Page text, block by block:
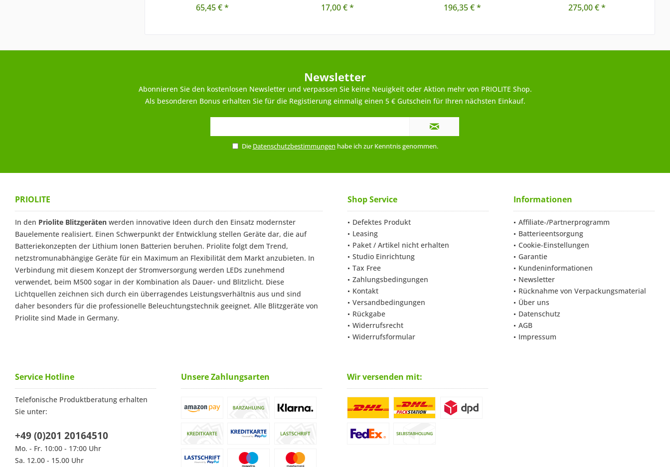
65,45 € * 17,00 € * 196,35 € * 275,00 € *
Newsletter
Abonnieren Sie den kostenlosen Newsletter und verpassen Sie keine Neuigkeit oder Aktion mehr von PRIOLITE Shop.
Als besonderen Bonus erhalten Sie für die Registierung einmalig einen 5 € Gutschein für Ihren nächsten Einkauf.
Die Datenschutzbestimmungen habe ich zur Kenntnis genommen.
PRIOLITE
In den Priolite Blitzgeräten werden innovative Ideen durch den Einsatz modernster
Bauelemente realisiert. Einen Schwerpunkt der Entwicklung stellen Geräte dar, die auf
Batteriekonzepten der Lithium Ionen Batterien beruhen. Priolite folgt dem Trend,
netzstromunabhängige Geräte für ein Maximum an Flexibilität dem Markt anzubieten. In
Verbindung mit diesem Konzept der Stromversorgung werden LEDs zunehmend
verwendet, beim M500 sogar in der Kombination als Dauer- und Blitzlicht. Diese
Lichtquellen zeichnen sich durch ein überragendes Leistungsverhältnis aus und sind
daher besonders für die professionelle Beleuchtungstechnik geeignet. Alle Blitzgeräte von
Priolite sind Made in Germany.
Shop Service
Defektes Produkt
Leasing
Paket / Artikel nicht erhalten
Studio Einrichtung
Tax Free
Zahlungsbedingungen
Kontakt
Versandbedingungen
Rückgabe
Widerrufsrecht
Widerrufsformular
Informationen
Affiliate-/Partnerprogramm
Batterieentsorgung
Cookie-Einstellungen
Garantie
Kundeninformationen
Newsletter
Rücknahme von Verpackungsmaterial
Über uns
Datenschutz
AGB
Impressum
Service Hotline
Telefonische Produktberatung erhalten
Sie unter:
+49 (0)201 20164510
Mo. - Fr. 10:00 - 17:00 Uhr
Sa. 12.00 - 15.00 Uhr
Unsere Zahlungsarten Wir versenden mit: